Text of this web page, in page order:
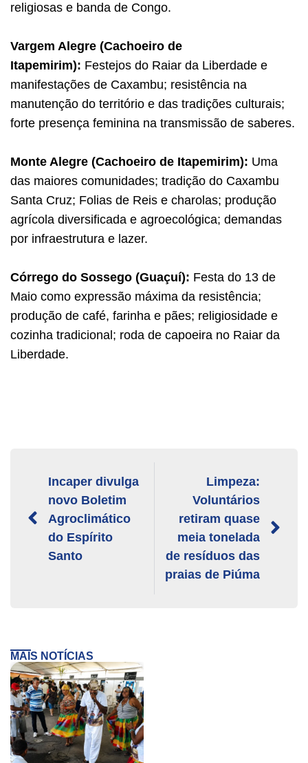
religiosas e banda de Congo.
Vargem Alegre (Cachoeiro de
Itapemirim): Festejos do Raiar da Liberdade e
manifestações de Caxambu; resistência na
manutenção do território e das tradições culturais;
forte presença feminina na transmissão de saberes.
Monte Alegre (Cachoeiro de Itapemirim): Uma
das maiores comunidades; tradição do Caxambu
Santa Cruz; Folias de Reis e charolas; produção
agrícola diversificada e agroecológica; demandas
por infraestrutura e lazer.
Córrego do Sossego (Guaçuí): Festa do 13 de
Maio como expressão máxima da resistência;
produção de café, farinha e pães; religiosidade e
cozinha tradicional; roda de capoeira no Raiar da
Liberdade.
Incaper divulga
novo Boletim
Agroclimático
do Espírito
Santo
Limpeza:
Voluntários
retiram quase
meia tonelada
de resíduos das
praias de Piúma
MAIS NOTÍCIAS